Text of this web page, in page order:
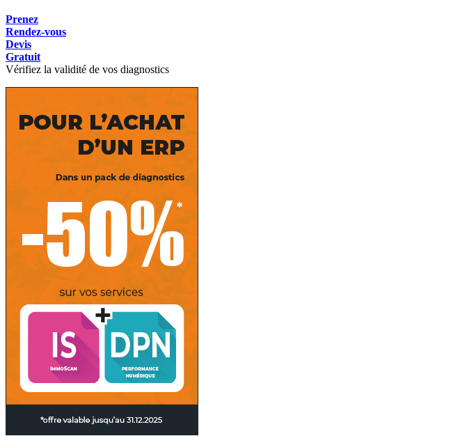
Prenez
Rendez-vous
Devis
Gratuit
Vérifiez la validité de vos diagnostics